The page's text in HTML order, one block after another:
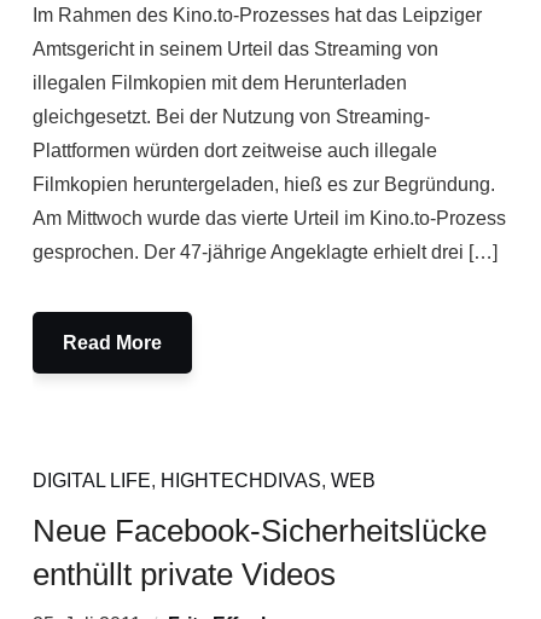
Im Rahmen des Kino.to-Prozesses hat das Leipziger
Amtsgericht in seinem Urteil das Streaming von
illegalen Filmkopien mit dem Herunterladen
gleichgesetzt. Bei der Nutzung von Streaming-
Plattformen würden dort zeitweise auch illegale
Filmkopien heruntergeladen, hieß es zur Begründung.
Am Mittwoch wurde das vierte Urteil im Kino.to-Prozess
gesprochen. Der 47-jährige Angeklagte erhielt drei […]
Read More
DIGITAL LIFE, HIGHTECHDIVAS, WEB
Neue Facebook-Sicherheitslücke
enthüllt private Videos